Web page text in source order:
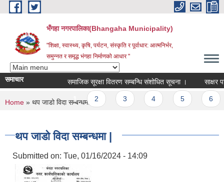
Skip to main content
भँगहा नगरपालिका(Bhangaha Municipality)
"शिक्षा, स्वास्थ्य, कृषि, पर्यटन, संस्कृति र पूर्वाधार: आत्मनिर्भर,
समुन्नत र समृद्ध भंगहा निर्माणको आधार "
समाचार समाजिक सूरक्षा वितरण सम्बन्धि संशोधित सूचना । साक्षर
Pages
1 2
You are here
Home » थप जाडो विदा सम्बन्धमा |
थप जाडो विदा सम्बन्धमा |
Submitted on: Tue, 01/16/2024 - 14:09